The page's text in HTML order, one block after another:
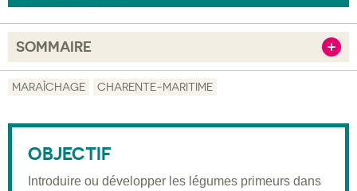
SOMMAIRE
Objectif
MARAÎCHAGE CHARENTE-MARITIME
OBJECTIF
Introduire ou développer les légumes primeurs dans